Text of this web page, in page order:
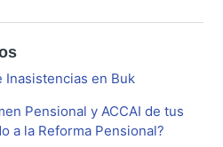
Inasistencias en Buk
Pensional y ACCAI de tus
a la Reforma Pensional?